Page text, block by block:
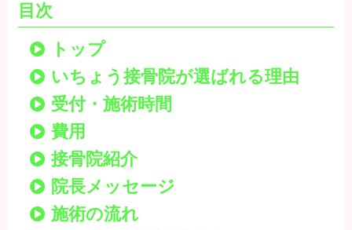
目次
トップ
いちょう接骨院が選ばれる理由
受付・施術時間
費用
接骨院紹介
院長メッセージ
施術の流れ